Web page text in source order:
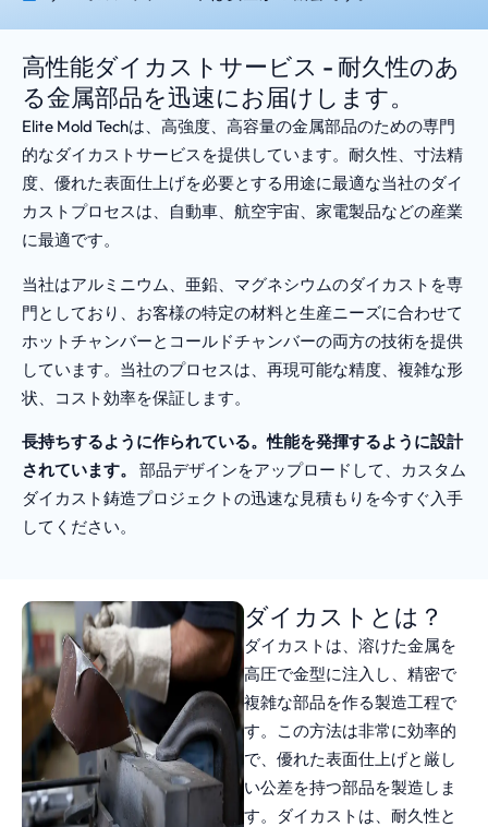
高性能ダイカストサービス - 耐久性のあ
る金属部品を迅速にお届けします。
Elite Mold Techは、高強度、高容量の金属部品のための専門
的なダイカストサービスを提供しています。耐久性、寸法精
度、優れた表面仕上げを必要とする用途に最適な当社のダイ
カストプロセスは、自動車、航空宇宙、家電製品などの産業
に最適です。
当社はアルミニウム、亜鉛、マグネシウムのダイカストを専
門としており、お客様の特定の材料と生産ニーズに合わせて
ホットチャンバーとコールドチャンバーの両方の技術を提供
しています。当社のプロセスは、再現可能な精度、複雑な形
状、コスト効率を保証します。
長持ちするように作られている。性能を発揮するように設計
されています。
部品デザインをアップロードして、カスタム
ダイカスト鋳造プロジェクトの迅速な見積もりを今すぐ入手
してください。
ダイカストとは？
ダイカストは、溶けた金属を
高圧で金型に注入し、精密で
複雑な部品を作る製造工程で
す。この方法は非常に効率的
で、優れた表面仕上げと厳し
い公差を持つ部品を製造しま
す。ダイカストは、耐久性と